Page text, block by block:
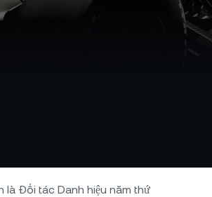
là Đối tác Danh hiệu năm thứ